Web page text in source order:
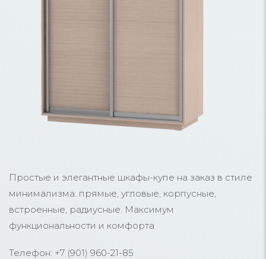
Простые и элегантные шкафы-купе на заказ в стиле
минимализма: прямые, угловые, корпусные,
встроенные, радиусные. Максимум
функциональности и комфорта
Телефон: +7 (901) 960-21-85